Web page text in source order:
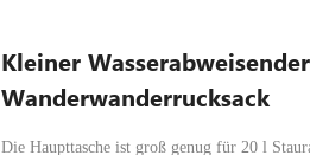
Kleiner
Wanderwanderrucksack
Die Haupttasche ist groß genug für 20 l